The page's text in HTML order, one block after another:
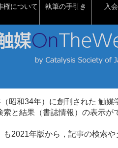
権について 執筆の手引き 入
昭和34年）に創刊された 触媒
と結果（書誌情報）の表示
2021年版から，記事の検索